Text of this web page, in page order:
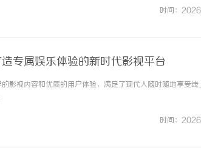
设有4家门店。以完整验光、正品镜片、透明价格和直营
时间：
专属娱乐体验的新时代影视平台
影视内容和优质的用户体验，满足了现代人随时随地享受
时间：